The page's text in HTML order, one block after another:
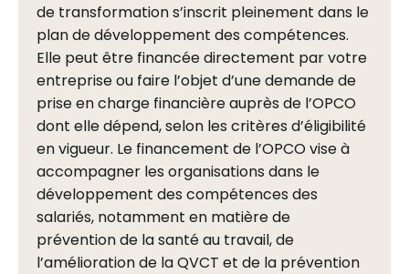
de transformation s’inscrit pleinement dans le
plan de développement des compétences.
Elle peut être financée directement par votre
entreprise ou faire l’objet d’une demande de
prise en charge financière auprès de l’OPCO
dont elle dépend, selon les critères d’éligibilité
en vigueur. Le financement de l’OPCO vise à
accompagner les organisations dans le
développement des compétences des
salariés, notamment en matière de
prévention de la santé au travail, de
l’amélioration de la QVCT et de la prévention